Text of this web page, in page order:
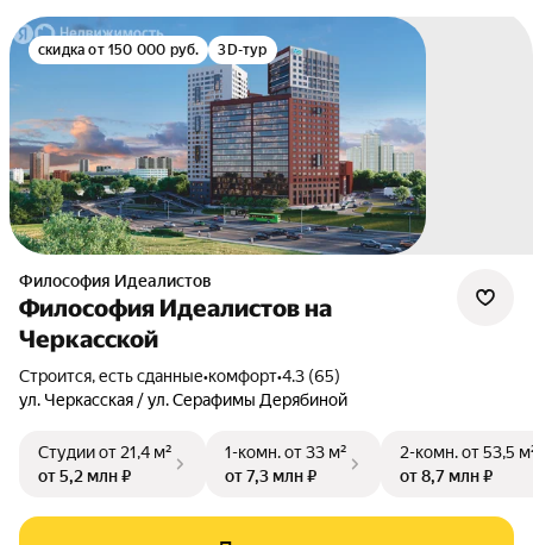
скидка от 150 000 руб. 3D-тур
Философия Идеалистов
Философия Идеалистов на
Черкасской
Строится, есть сданные•комфорт•4.3 (65)
ул. Черкасская / ул. Серафимы Дерябиной
Студииот 21,4 м²
от 5,2 млн ₽
1-комн.от 33 м²
от 7,3 млн ₽
2-комн.от 53,5
от 8,7 млн ₽